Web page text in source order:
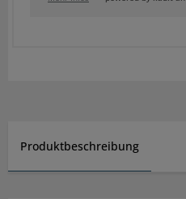
Produktbeschreibung